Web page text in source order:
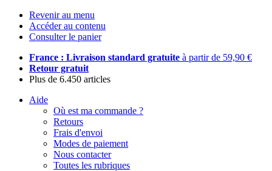
Revenir au menu
Accéder au contenu
Consulter le panier
France : Livraison standard gratuite à partir de 59,90 €
Retour gratuit
Plus de 6.450 articles
Aide
Où est ma commande ?
Retours
Frais d'envoi
Modes de paiement
Nous contacter
Toutes les rubriques